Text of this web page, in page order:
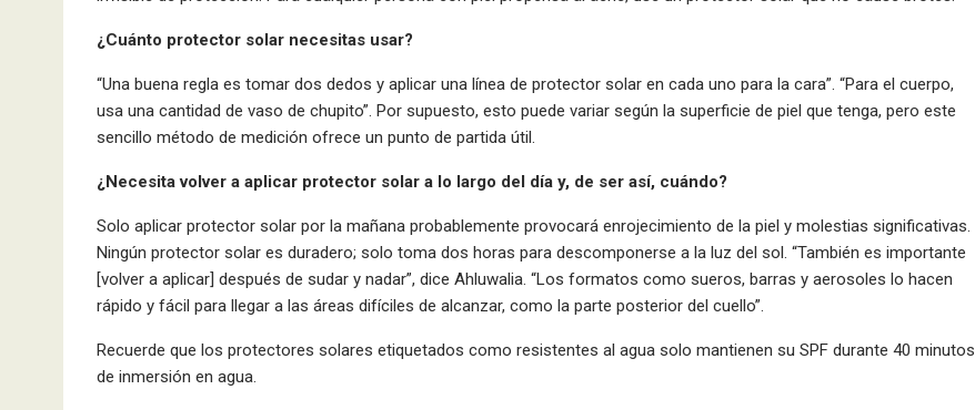
¿Cuánto protector solar necesitas usar?
“Una buena regla es tomar dos dedos y aplicar una línea de protector solar en cada uno para la cara”. “Para el cuerpo,
usa una cantidad de vaso de chupito”. Por supuesto, esto puede variar según la superficie de piel que tenga, pero este
sencillo método de medición ofrece un punto de partida útil.
¿Necesita volver a aplicar protector solar a lo largo del día y, de ser así, cuándo?
Solo aplicar protector solar por la mañana probablemente provocará enrojecimiento de la piel y molestias significativas.
Ningún protector solar es duradero; solo toma dos horas para descomponerse a la luz del sol. “También es importante
[volver a aplicar] después de sudar y nadar”, dice Ahluwalia. “Los formatos como sueros, barras y aerosoles lo hacen
rápido y fácil para llegar a las áreas difíciles de alcanzar, como la parte posterior del cuello”.
Recuerde que los protectores solares etiquetados como resistentes al agua solo mantienen su SPF durante 40 minutos
de inmersión en agua.